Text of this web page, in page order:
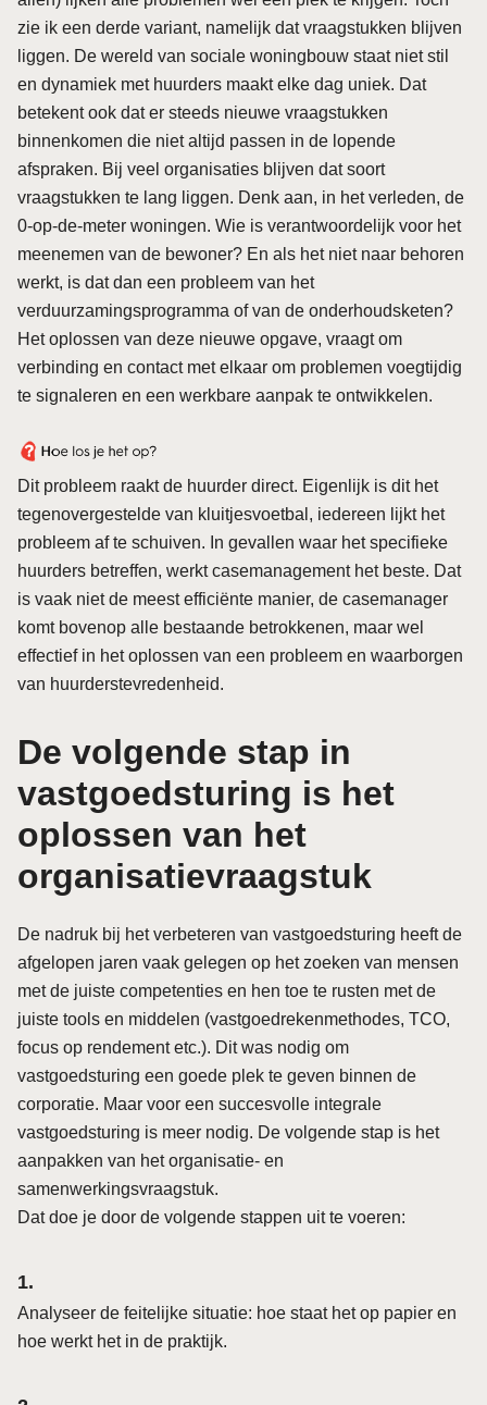
zie ik een derde variant, namelijk dat vraagstukken blijven
liggen. De wereld van sociale woningbouw staat niet stil
en dynamiek met huurders maakt elke dag uniek. Dat
betekent ook dat er steeds nieuwe vraagstukken
binnenkomen die niet altijd passen in de lopende
afspraken. Bij veel organisaties blijven dat soort
vraagstukken te lang liggen. Denk aan, in het verleden, de
0-op-de-meter woningen. Wie is verantwoordelijk voor het
meenemen van de bewoner? En als het niet naar behoren
werkt, is dat dan een probleem van het
verduurzamingsprogramma of van de onderhoudsketen?
Het oplossen van deze nieuwe opgave, vraagt om
verbinding en contact met elkaar om problemen voegtijdig
te signaleren en een werkbare aanpak te ontwikkelen.
Dit probleem raakt de huurder direct. Eigenlijk is dit het
tegenovergestelde van kluitjesvoetbal, iedereen lijkt het
probleem af te schuiven. In gevallen waar het specifieke
huurders betreffen, werkt casemanagement het beste. Dat
is vaak niet de meest efficiënte manier, de casemanager
komt bovenop alle bestaande betrokkenen, maar wel
effectief in het oplossen van een probleem en waarborgen
van huurderstevredenheid.
De volgende stap in
vastgoedsturing is het
oplossen van het
organisatievraagstuk
De nadruk bij het verbeteren van vastgoedsturing heeft de
afgelopen jaren vaak gelegen op het zoeken van mensen
met de juiste competenties en hen toe te rusten met de
juiste tools en middelen (vastgoedrekenmethodes, TCO,
focus op rendement etc.). Dit was nodig om
vastgoedsturing een goede plek te geven binnen de
corporatie. Maar voor een succesvolle integrale
vastgoedsturing is meer nodig. De volgende stap is het
aanpakken van het organisatie- en
samenwerkingsvraagstuk.
Dat doe je door de volgende stappen uit te voeren:
Analyseer de feitelijke situatie: hoe staat het op papier en
hoe werkt het in de praktijk.